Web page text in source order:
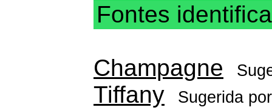
Fontes
Champagne
Tiffany Sugerida